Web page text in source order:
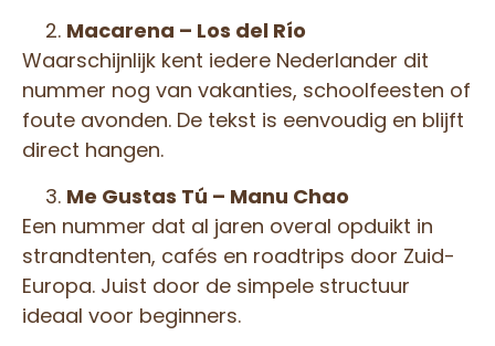
Macarena – Los del Río
Waarschijnlijk kent iedere Nederlander dit
nummer nog van vakanties, schoolfeesten of
foute avonden. De tekst is eenvoudig en blijft
direct hangen.
Me Gustas Tú – Manu Chao
Een nummer dat al jaren overal opduikt in
strandtenten, cafés en roadtrips door Zuid-
Europa. Juist door de simpele structuur
ideaal voor beginners.